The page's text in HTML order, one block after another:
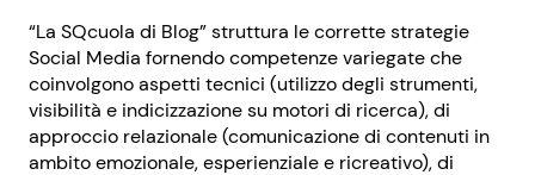
“La SQcuola di Blog” struttura le corrette strategie
Social Media fornendo competenze variegate che
coinvolgono aspetti tecnici (utilizzo degli strumenti,
visibilità e indicizzazione su motori di ricerca), di
approccio relazionale (comunicazione di contenuti in
ambito emozionale, esperienziale e ricreativo), di